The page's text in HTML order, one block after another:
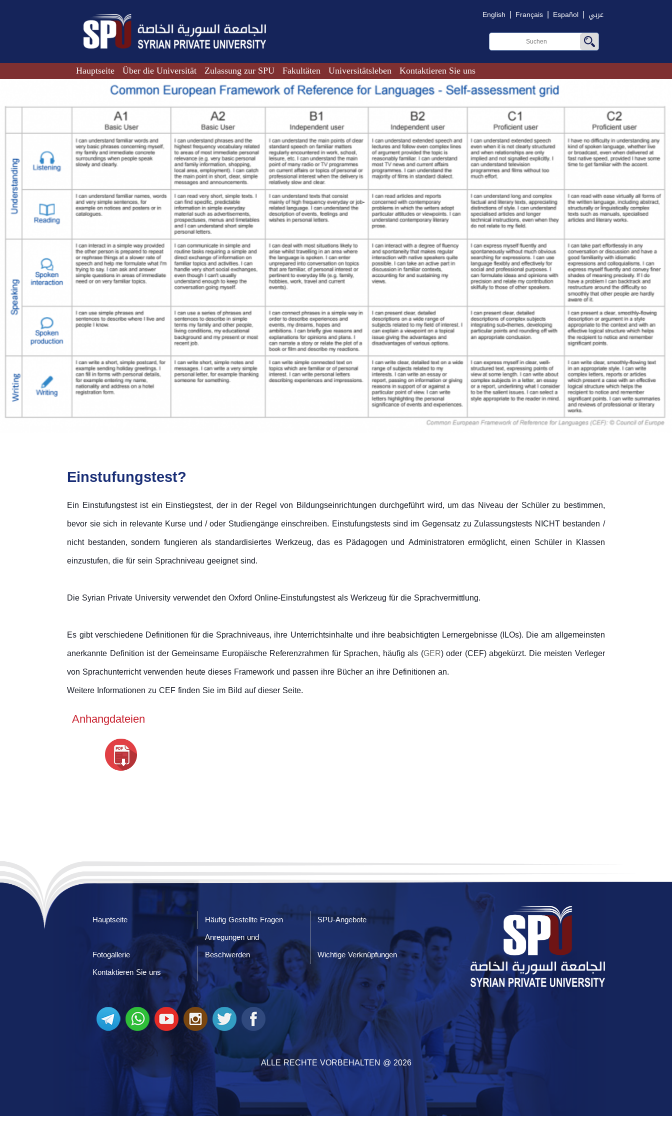
English | Français | Español | عربي
Hauptseite Über die Universität Zulassung zur SPU Fakultäten Universitätsleben Kontaktieren Sie uns
Einstufungstest?
Ein Einstufungstest ist ein Einstiegstest, der in der Regel von Bildungseinrichtungen durchgeführt wird, um das Niveau der Schüler zu bestimmen,
bevor sie sich in relevante Kurse und / oder Studiengänge einschreiben. Einstufungstests sind im Gegensatz zu Zulassungstests NICHT bestanden /
nicht bestanden, sondern fungieren als standardisiertes Werkzeug, das es Pädagogen und Administratoren ermöglicht, einen Schüler in Klassen
einzustufen, die für sein Sprachniveau geeignet sind.
Die Syrian Private University verwendet den Oxford Online-Einstufungstest als Werkzeug für die Sprachvermittlung.
Es gibt verschiedene Definitionen für die Sprachniveaus, ihre Unterrichtsinhalte und ihre beabsichtigten Lernergebnisse (ILOs). Die am allgemeinsten
anerkannte Definition ist der Gemeinsame Europäische Referenzrahmen für Sprachen, häufig als (GER) oder (CEF) abgekürzt. Die meisten Verleger
von Sprachunterricht verwenden heute dieses Framework und passen ihre Bücher an ihre Definitionen an.
Weitere Informationen zu CEF finden Sie im Bild auf dieser Seite.
Anhangdateien
Hauptseite Häufig Gestellte Fragen SPU-Angebote
Fotogallerie
Anregungen und
Beschwerden
Wichtige Verknüpfungen
Kontaktieren Sie uns
ALLE RECHTE VORBEHALTEN @ 2026